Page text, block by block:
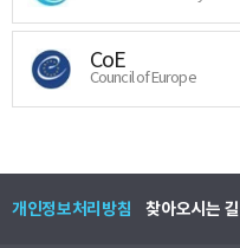
CoE
Council of Europe
개인정보처리방침 찾아오시는 길